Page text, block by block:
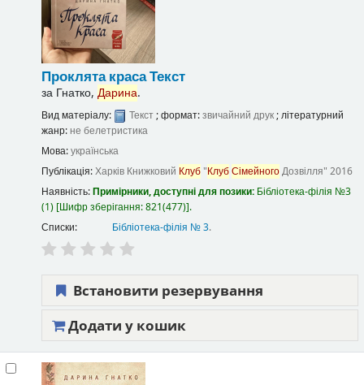
Проклята красаТекст
за Гнатко, Дарина.
Вид матеріалу: Текст; формат:звичайний друк; літературний
жанр: не белетристика
Мова:українська
Публікація:Харків Книжковий Клуб"КлубСімейногоДозвілля" 2016
Наявність:Примірники, доступні для позики: Бібліотека-філія №3
(1) Шифр зберігання:821(477) .
Списки:
Бібліотека-філія № 3.
Встановити резервування
Додати у кошик